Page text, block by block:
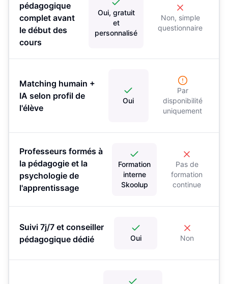
pédagogique
complet avant
le début des
cours
Oui, gratuit
et
personnalisé
Non, simple
questionnaire
Matching humain +
IA selon profil de
l'élève
Oui
Par
disponibilité
uniquement
Professeurs formés à
la pédagogie et la
psychologie de
l'apprentissage
Formation
interne
Skoolup
Pas de
formation
continue
Suivi 7j/7 et conseiller
pédagogique dédié
Oui Non